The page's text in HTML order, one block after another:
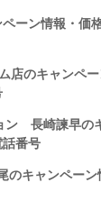
ーン情報・価
店のキャンペ
ン 長崎諫早の
番号
キャンペーン